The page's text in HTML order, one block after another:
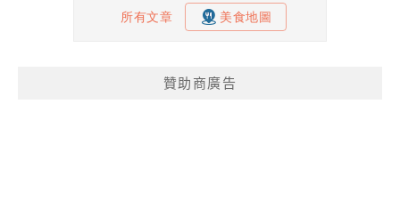
贊助商廣告